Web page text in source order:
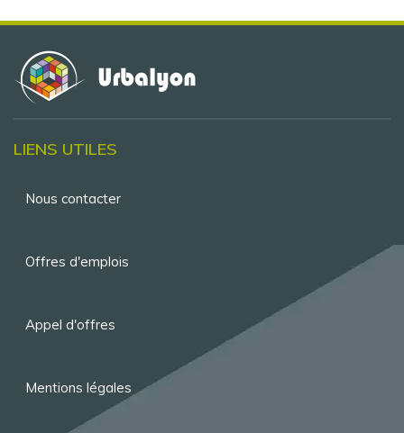
LIENS UTILES
Menu
de
Nous contacter
Offres d'emplois
Appel d'offres
Mentions légales